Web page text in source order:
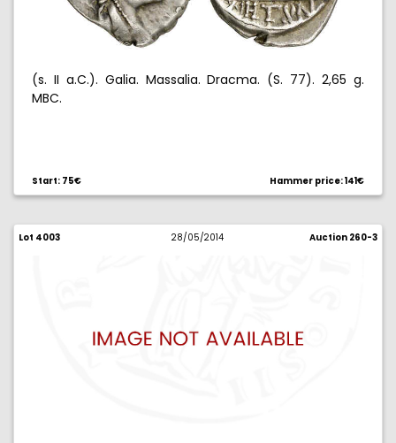
(s. II a.C.). Galia. Massalia. Dracma. (S. 77). 2,65 g.
MBC.
Start: 75€ Hammer price: 141€
Lot 4003 28/05/2014 Auction 260-3